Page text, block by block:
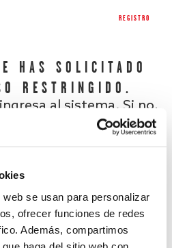
se usan para personalizar
ofrecer funciones de redes
Además, compartimos
REGISTRO
HAS SOLICITADO
RESTRINGIDO.
al sistema. Si no,